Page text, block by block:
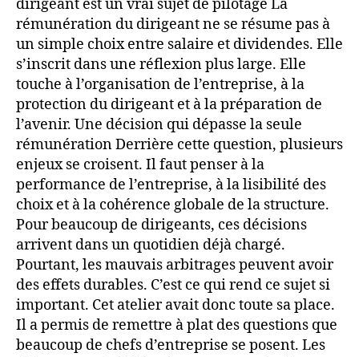
dirigeant est un vrai sujet de pilotage La
rémunération du dirigeant ne se résume pas à
un simple choix entre salaire et dividendes. Elle
s’inscrit dans une réflexion plus large. Elle
touche à l’organisation de l’entreprise, à la
protection du dirigeant et à la préparation de
l’avenir. Une décision qui dépasse la seule
rémunération Derrière cette question, plusieurs
enjeux se croisent. Il faut penser à la
performance de l’entreprise, à la lisibilité des
choix et à la cohérence globale de la structure.
Pour beaucoup de dirigeants, ces décisions
arrivent dans un quotidien déjà chargé.
Pourtant, les mauvais arbitrages peuvent avoir
des effets durables. C’est ce qui rend ce sujet si
important. Cet atelier avait donc toute sa place.
Il a permis de remettre à plat des questions que
beaucoup de chefs d’entreprise se posent. Les